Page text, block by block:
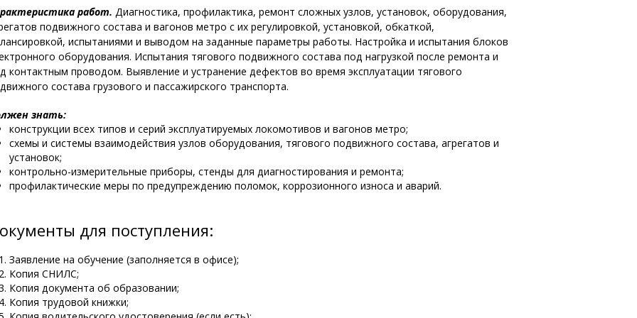
работ. Диагностика, профилактика, ремонт сложных узлов, установок, оборудования,
подвижного состава и вагонов метро с их регулировкой, установкой, обкаткой,
испытаниями и выводом на заданные параметры работы. Настройка и испытания блоков
оборудования. Испытания тягового подвижного состава под нагрузкой после ремонта и
контактным проводом. Выявление и устранение дефектов во время эксплуатации тягового
состава грузового и пассажирского транспорта.
знать:
конструкции всех типов и серий эксплуатируемых локомотивов и вагонов метро;
схемы и системы взаимодействия узлов оборудования, тягового подвижного состава, агрегатов и
установок;
контрольно-измерительные приборы, стенды для диагностирования и ремонта;
профилактические меры по предупреждению поломок, коррозионного износа и аварий.
для поступления:
Заявление на обучение (заполняется в офисе);
Копия СНИЛС;
Копия документа об образовании;
Копия трудовой книжки;